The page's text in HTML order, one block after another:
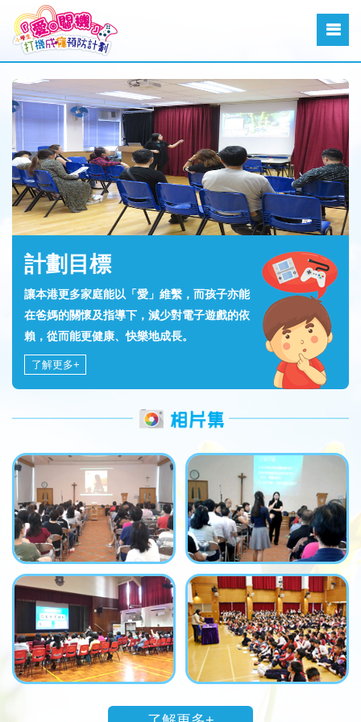
計劃目標
讓本港更多家庭能以「愛」維繫，而孩子亦能
在爸媽的關懷及指導下，減少對電子遊戲的依
賴，從而能更健康、快樂地成長。
了解更多+